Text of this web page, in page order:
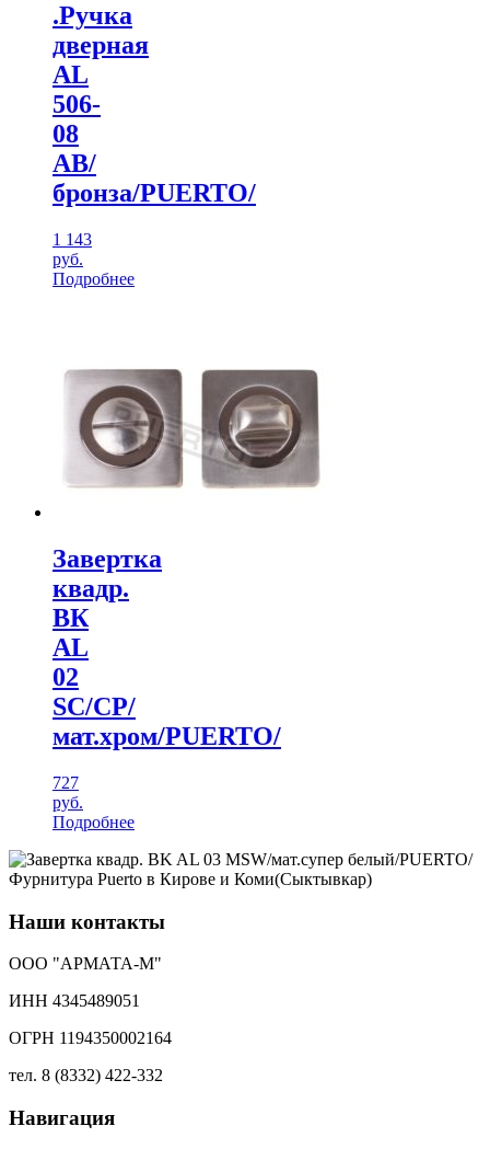
.Ручка
дверная
AL
506-
08
АВ/
бронза/PUERTO/
1 143
руб.
Подробнее
Завертка
квадр.
ВК
AL
02
SC/CР/
мат.хром/PUERTO/
727
руб.
Подробнее
Наши контакты
ООО "АРМАТА-М"
ИНН 4345489051
ОГРН 1194350002164
тел. 8 (8332) 422-332
Навигация